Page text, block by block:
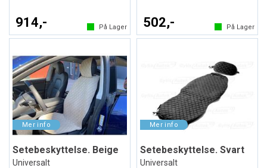
914,- På Lager 502,- På Lager
Setebeskyttelse. Beige
Universalt
Setebeskyttelse. Svart
Universalt